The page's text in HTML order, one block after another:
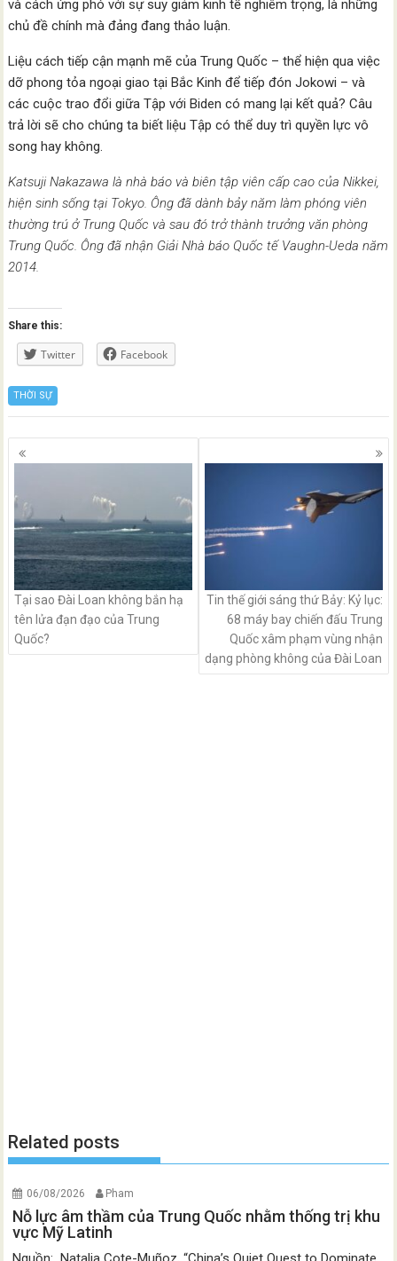
và cách ứng phó với sự suy giảm kinh tế nghiêm trọng, là những
chủ đề chính mà đảng đang thảo luận.
Liệu cách tiếp cận mạnh mẽ của Trung Quốc – thể hiện qua việc
dỡ phong tỏa ngoại giao tại Bắc Kinh để tiếp đón Jokowi – và
các cuộc trao đổi giữa Tập với Biden có mang lại kết quả? Câu
trả lời sẽ cho chúng ta biết liệu Tập có thể duy trì quyền lực vô
song hay không.
Katsuji Nakazawa là nhà báo và biên tập viên cấp cao của Nikkei,
hiện sinh sống tại Tokyo. Ông đã dành bảy năm làm phóng viên
thường trú ở Trung Quốc và sau đó trở thành trưởng văn phòng
Trung Quốc. Ông đã nhận Giải Nhà báo Quốc tế Vaughn-Ueda năm
2014.
Share this:
Twitter Facebook
THỜI SỰ
Posts
navigation
Tại sao Đài Loan không bắn hạ
tên lửa đạn đạo của Trung
Quốc?
Tin thế giới sáng thứ Bảy: Kỷ lục:
68 máy bay chiến đấu Trung
Quốc xâm phạm vùng nhận
dạng phòng không của Đài Loan
Related posts
06/08/2026 Pham
Nỗ lực âm thầm của Trung Quốc nhằm thống trị khu
vực Mỹ Latinh